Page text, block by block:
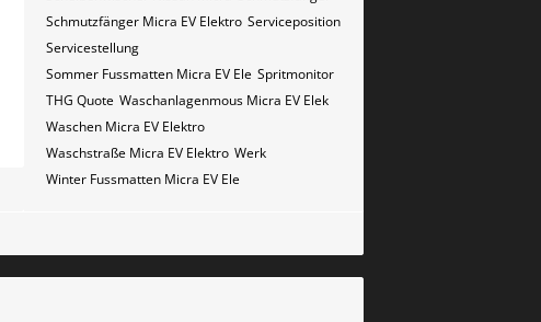
Schmutzfänger Micra EV Elektro Serviceposition
Servicestellung
Sommer Fussmatten Micra EV Ele Spritmonitor
THG Quote Waschanlagenmous Micra EV Elek
Waschen Micra EV Elektro
Waschstraße Micra EV Elektro Werk
Winter Fussmatten Micra EV Ele